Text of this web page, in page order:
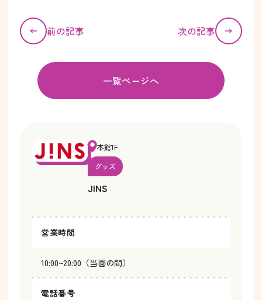
前の記事 次の記事
一覧ページへ
本館1F
グッズ
JINS
営業時間
10:00~20:00（当面の間）
電話番号